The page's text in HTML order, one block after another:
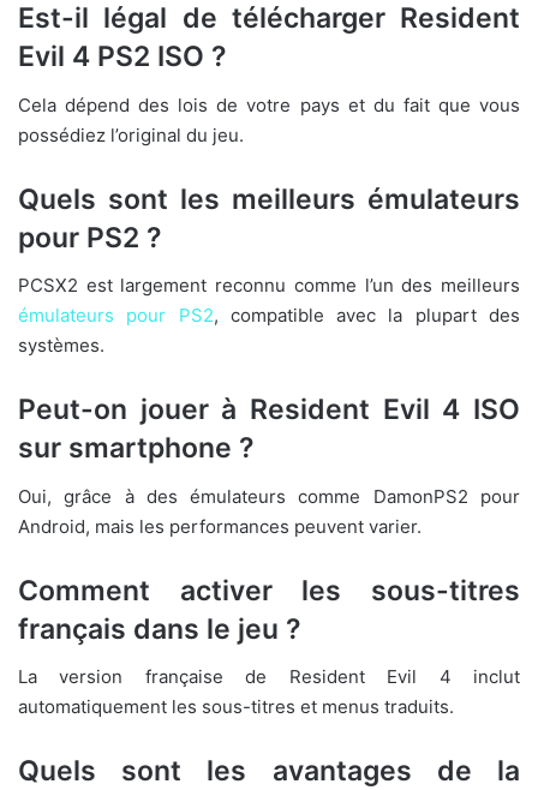
Est-il légal de télécharger Resident
Evil 4 PS2 ISO ?
Cela dépend des lois de votre pays et du fait que vous
possédiez l’original du jeu.
Quels sont les meilleurs émulateurs
pour PS2 ?
PCSX2 est largement reconnu comme l’un des meilleurs
émulateurs pour PS2, compatible avec la plupart des
systèmes.
Peut-on jouer à Resident Evil 4 ISO
sur smartphone ?
Oui, grâce à des émulateurs comme DamonPS2 pour
Android, mais les performances peuvent varier.
Comment activer les sous-titres
français dans le jeu ?
La version française de Resident Evil 4 inclut
automatiquement les sous-titres et menus traduits.
Quels sont les avantages de la